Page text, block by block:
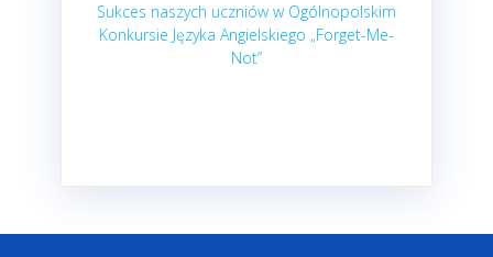
Sukces naszych uczniów w Ogólnopolskim
Konkursie Języka Angielskiego „Forget-Me-
Not”